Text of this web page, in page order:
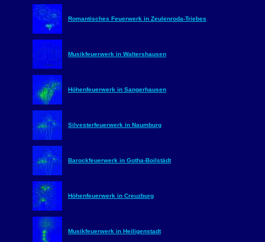
Romantisches Feuerwerk in Zeulenroda-Triebes
Musikfeuerwerk in Waltershausen
Höhenfeuerwerk in Sangerhausen
Silvesterfeuerwerk in Naumburg
Barockfeuerwerk in Gotha-Boilstädt
Höhenfeuerwerk in Creuzburg
Musikfeuerwerk in Heiligenstadt